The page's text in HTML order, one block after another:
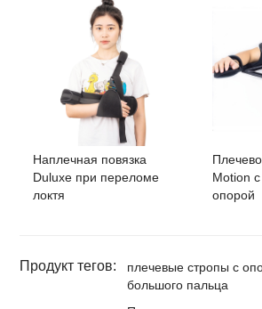
Наплечная повязка
Duluxe при переломе
локтя
Motion с
опорой
Продукт тегов:
плечевые стропы с
большого пальца